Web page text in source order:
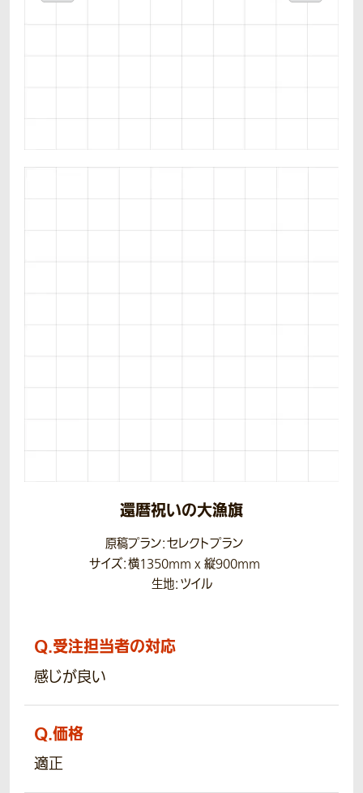
還暦祝いの大漁旗
原稿プラン：セレクトプラン
サイズ：横1350mm x 縦900mm
生地：ツイル
Q.受注担当者の対応
感じが良い
Q.価格
適正